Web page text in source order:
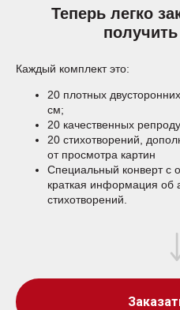
Теперь легко
Каждый комплект это:
20 плотных
см;
20 качественных
20 стихотворений,
от просмотра картин
Специальный конверт с
краткая информация об
стихотворений.